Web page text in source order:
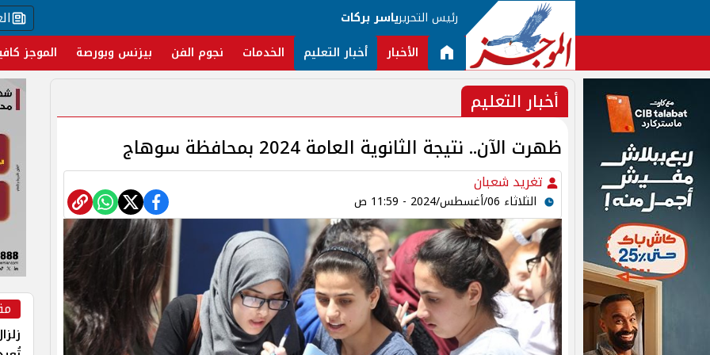
رئيس التحريرياسر بركات
الأخبار أخبار التعليم الخدمات نجوم الفن بيزنس وبورصة الموجز
أخبار التعليم
ظهرت الآن.. نتيجة الثانوية العامة 2024 بمحافظة سوهاج
تغريد شعبان
الثلاثاء 06/أغسطس/2024 - 11:59 ص